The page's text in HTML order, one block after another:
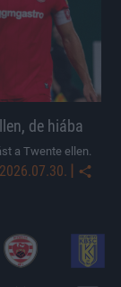
de hiába
a Twente ellen.
2026.07.30. |